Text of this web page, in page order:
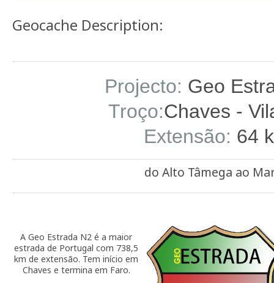
Geocache Description:
Projecto: Geo
Troço:Chaves -
Extensão: 64
do Alto Tâmega ao
A Geo Estrada N2 é a maior
estrada de Portugal com 738,5
km de extensão. Tem início em
Chaves e termina em Faro.